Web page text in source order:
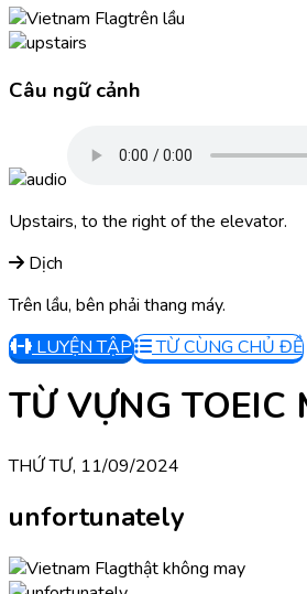
trên lầu
Câu ngữ cảnh
Upstairs, to the right of the elevator.
Dịch
Trên lầu, bên phải thang máy.
LUYỆN TẬP
TỪ CÙNG CHỦ ĐỀ
TỪ VỰNG TOEIC
THỨ TƯ, 11/09/2024
unfortunately
thật không may